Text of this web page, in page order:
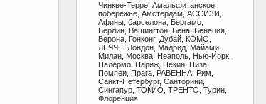
Чинкве-Терре, Амальфитанское
побережье, Амстердам, АССИЗИ,
Афины, барселона, Бергамо,
Берлин, Вашингтон, Вена, Венеция,
Верона, Гонконг, Дубай, КОМО,
ЛЕЧЧЕ, Лондон, Мадрид, Майами,
Милан, Москва, Неаполь, Нью-Йорк,
Палермо, Париж, Пекин, Пиза,
Помпеи, Прага, РАВЕННА, Рим,
Санкт-Петербург, Санторини,
Сингапур, ТОКИО, ТРЕНТО, Турин,
Флоренция